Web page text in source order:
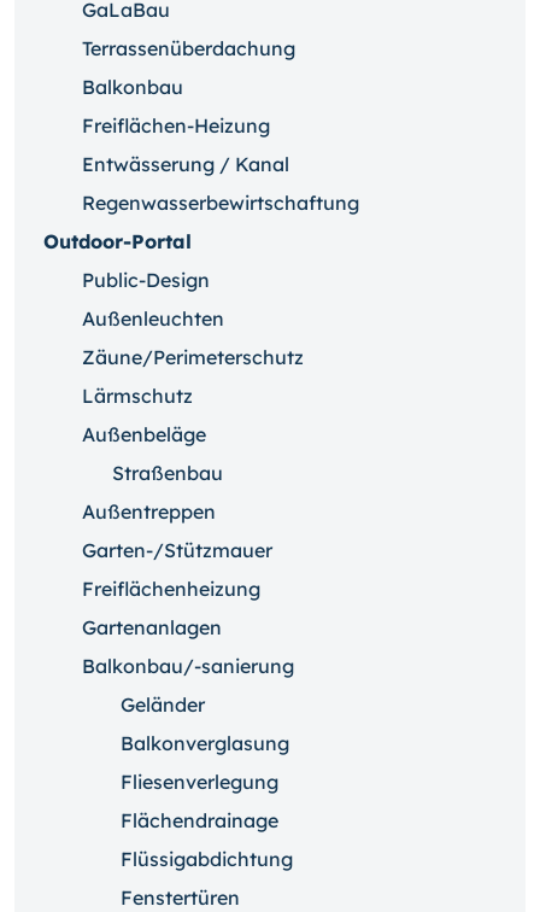
GaLaBau
Terrassenüberdachung
Balkonbau
Freiflächen-Heizung
Entwässerung / Kanal
Regenwasserbewirtschaftung
Outdoor-Portal
Public-Design
Außenleuchten
Zäune/Perimeterschutz
Lärmschutz
Außenbeläge
Straßenbau
Außentreppen
Garten-/Stützmauer
Freiflächenheizung
Gartenanlagen
Balkonbau/-sanierung
Geländer
Balkonverglasung
Fliesenverlegung
Flächendrainage
Flüssigabdichtung
Fenstertüren